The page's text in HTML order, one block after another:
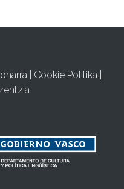
Cookie Politika